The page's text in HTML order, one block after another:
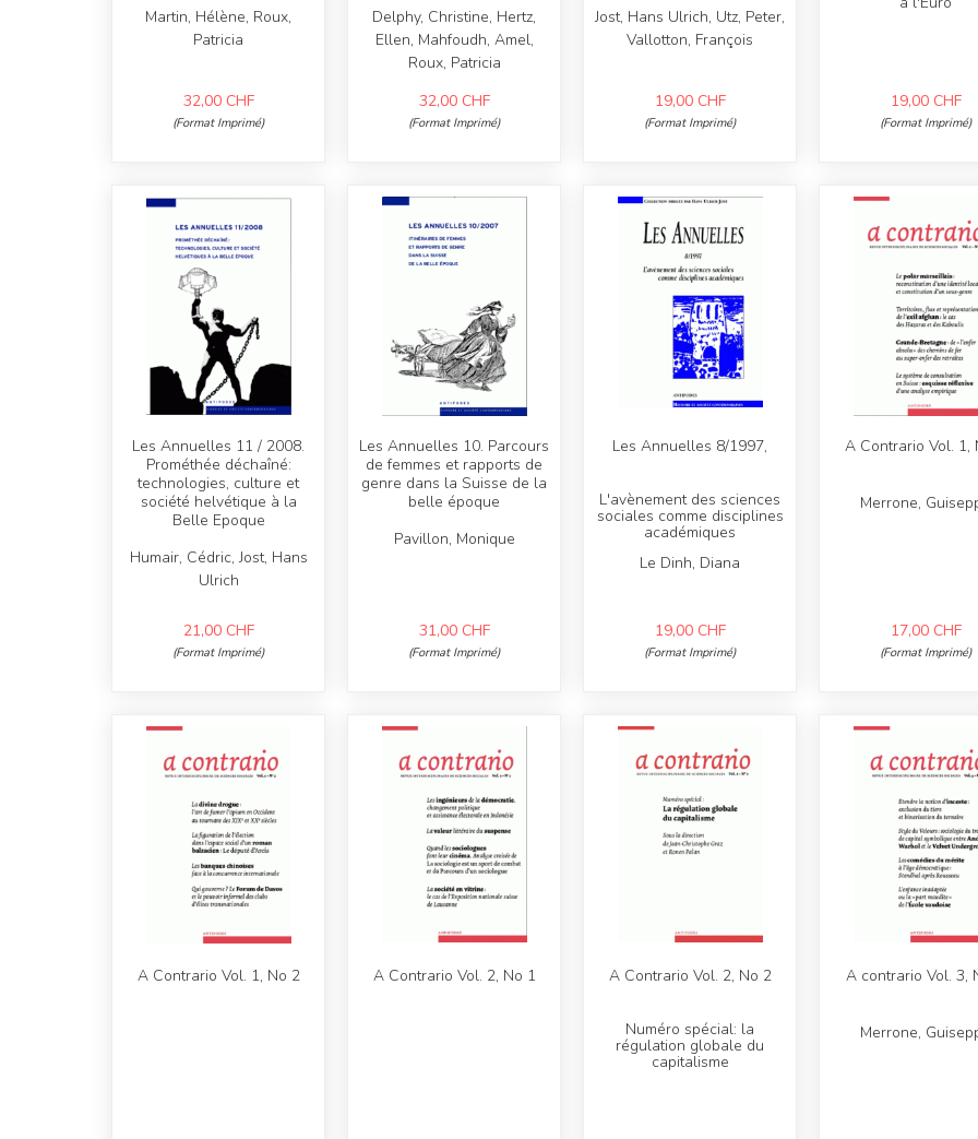
Martin, Hélène, Roux,
Patricia
32,00 CHF
(Format Imprimé)
Delphy, Christine, Hertz,
Ellen, Mahfoudh, Amel,
Roux, Patricia
32,00 CHF
(Format Imprimé)
Jost, Hans Ulrich, Utz, Peter,
Vallotton, François
19,00 CHF
(Format Imprimé)
19,00 CHF
(Format Imprimé)
Les Annuelles 11 / 2008.
Prométhée déchaîné:
technologies, culture et
société helvétique à la
Belle Epoque
Humair, Cédric, Jost, Hans
Ulrich
21,00 CHF
(Format Imprimé)
Les Annuelles 10. Parcours
de femmes et rapports de
genre dans la Suisse de la
belle époque
Pavillon, Monique
31,00 CHF
(Format Imprimé)
Les Annuelles 8/1997,
L'avènement des sciences
sociales comme disciplines
académiques
Le Dinh, Diana
19,00 CHF
(Format Imprimé)
A Contrario Vol. 1,
Merrone,
17,00 CHF
(Format Imprimé)
A Contrario Vol. 1, No 2 A Contrario Vol. 2, No 1 A Contrario Vol. 2, No 2
Numéro spécial: la
régulation globale du
capitalisme
A contrario Vol. 3,
Merrone,